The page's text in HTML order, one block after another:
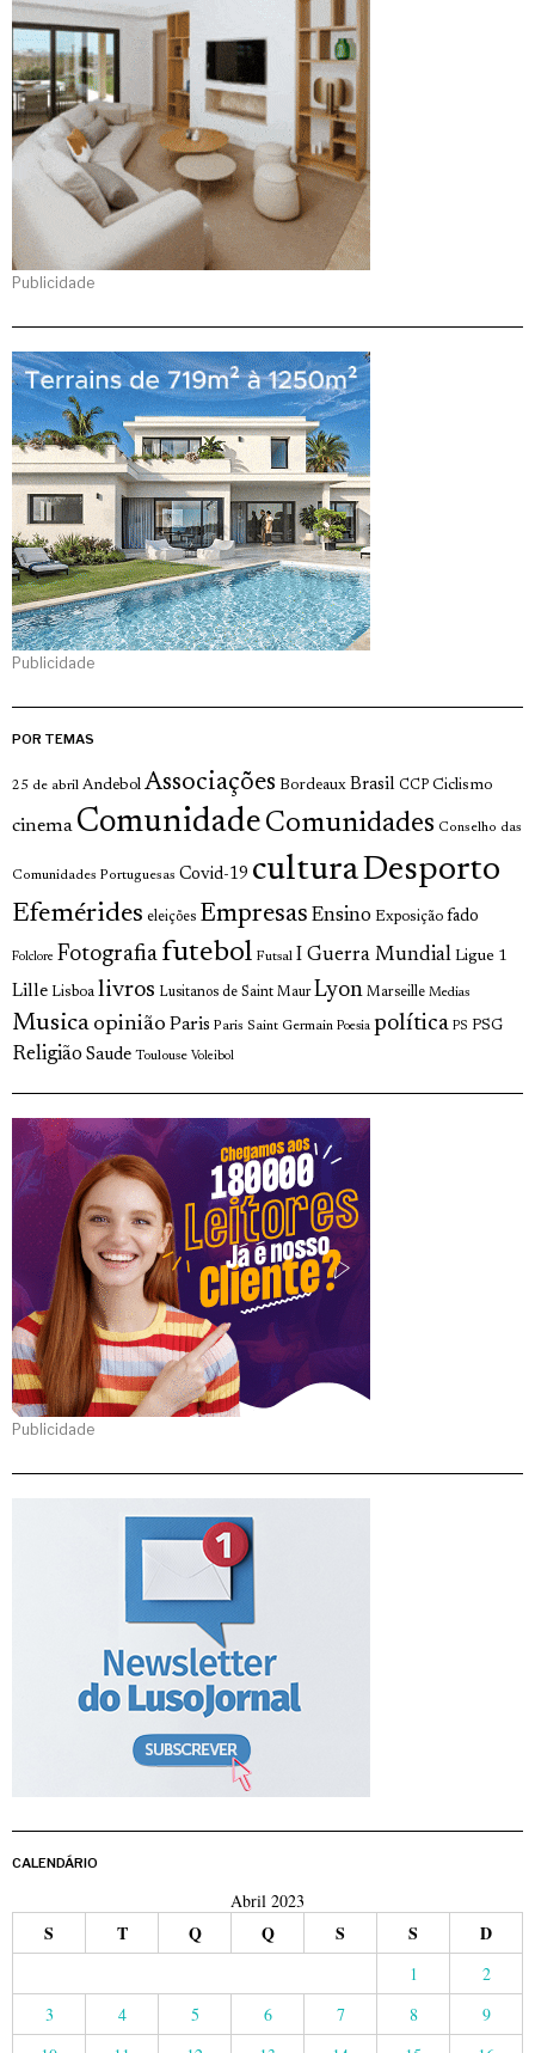
Publicidade
Publicidade
POR TEMAS
25 de abril Andebol Associações Bordeaux Brasil CCP Ciclismo
cinema Comunidade Comunidades Conselho das
Comunidades Portuguesas Covid-19 culturaDesporto
Efemérides eleições Empresas Ensino Exposição fado
Folclore Fotografia futebol Futsal I Guerra Mundial Ligue 1
Lille Lisboa livros Lusitanos de Saint Maur Lyon Marseille Medias
Musica opinião Paris Paris Saint Germain Poesia política PS PSG
Religião Saude Toulouse Voleibol
Publicidade
CALENDÁRIO
Abril 2023
S T Q Q S S D
1
2
3
4 5 6 7 8
9